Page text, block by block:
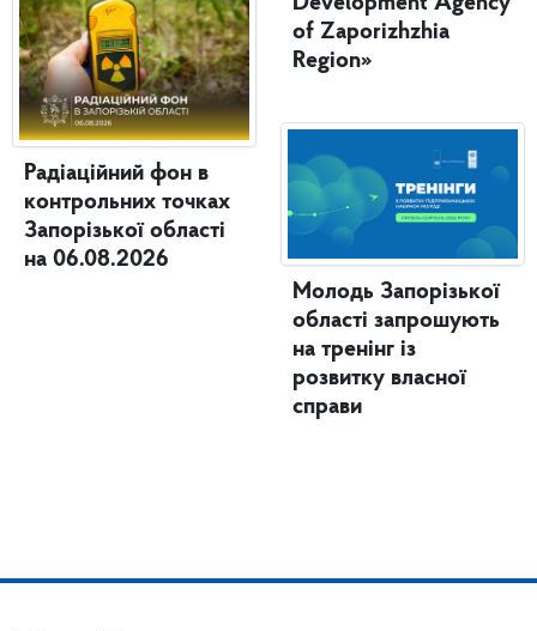
Радіаційний фон в
контрольних точках
Запорізької області
на 06.08.2026
of Zaporizhzhia
Region»
Молодь Запорізької
області запрошують
на тренінг із
розвитку власної
справи